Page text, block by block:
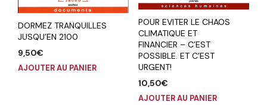
DORMEZ TRANQUILLES
JUSQU’EN 2100
9,50€
AJOUTER AU PANIER
POUR EVITER LE CHAOS
CLIMATIQUE ET
FINANCIER – C’EST
POSSIBLE. ET C’EST
URGENT!
10,50€
AJOUTER AU PANIER